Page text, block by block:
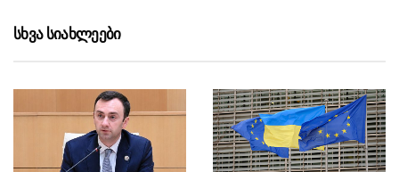
06.08 - 12:32ლაშა აბაშიძე​ – თბილისი-
შემცირდა
06.08 - 12:30“მოლდოვის ხელისუფლებას
აქვს უფლება მკაცრად აღკვეთოს სიძულვილის
ენა ინტერნეტში, საქართველოს
სხვა სიახლეები